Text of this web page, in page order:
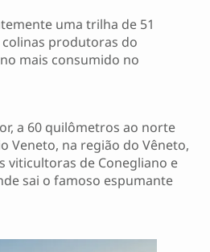
uma trilha de 51
produtoras do
mais consumido no
a 60 quilômetros ao norte
Veneto, na região do Vêneto,
viticultoras de Conegliano e
sai o famoso espumante